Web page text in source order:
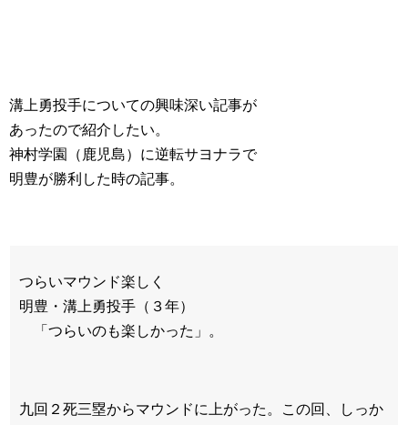
溝上勇投手についての興味深い記事が
あったので紹介したい。
神村学園（鹿児島）に逆転サヨナラで
明豊が勝利した時の記事。
つらいマウンド楽しく
明豊・溝上勇投手（３年）
「つらいのも楽しかった」。
九回２死三塁からマウンドに上がった。この回、しっか